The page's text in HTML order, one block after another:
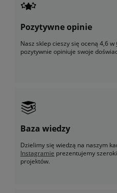
Pozytywne opinie
Nasz sklep cieszy się oceną 4,6 w
pozytywnie opiniuje swoje
Baza wiedzy
Dzielimy się wiedzą na naszym
Instagramie prezentujemy
projektów.